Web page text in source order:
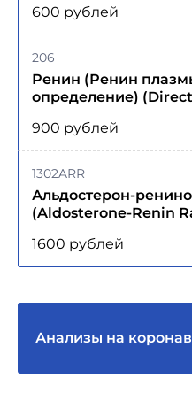
600 рублей
Ренин (Ренин
определение)
206
900 рублей
Альдостерон-
(Aldosterone-Renin
1302ARR
1600 рублей
Анализы на